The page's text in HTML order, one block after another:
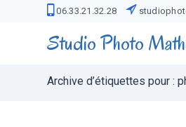
06.33.21.32.28
Studio Photo
Archive d’étiquettes pour :